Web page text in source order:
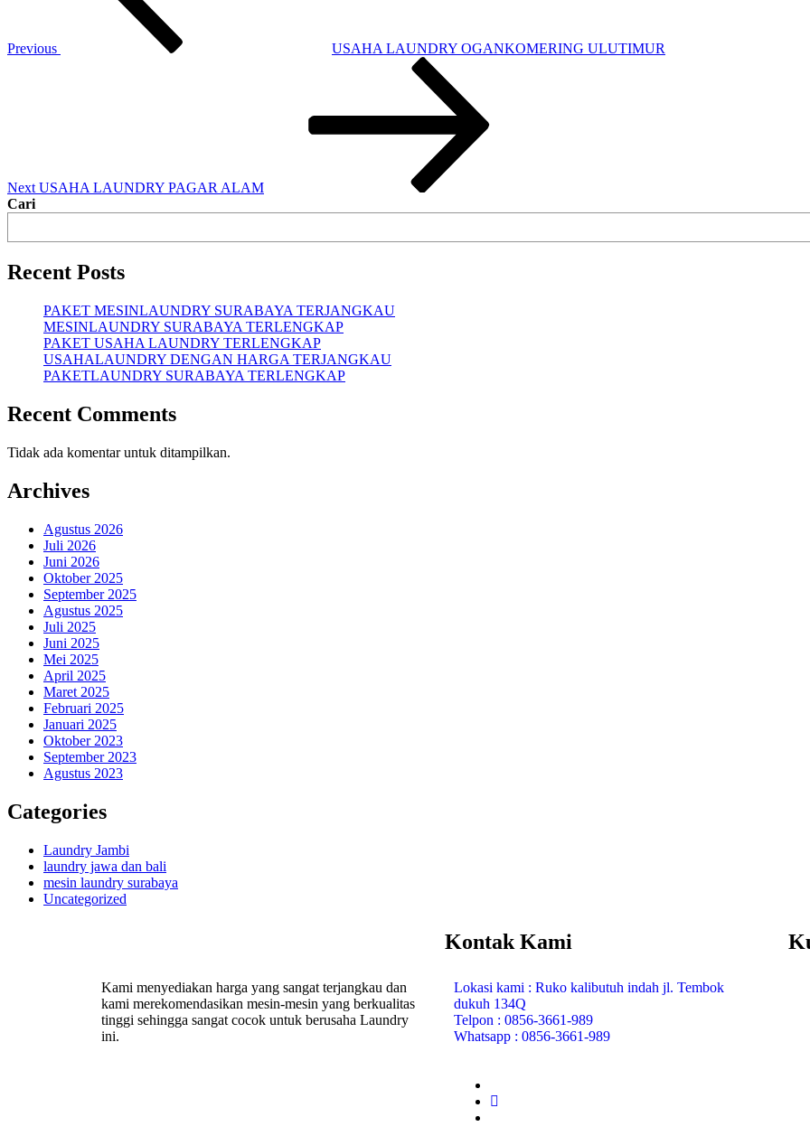
Previous USAHA LAUNDRY OGANKOMERING ULUTIMUR
Next USAHA LAUNDRY PAGAR ALAM
Cari
Recent Posts
PAKET MESINLAUNDRY SURABAYA TERJANGKAU
MESINLAUNDRY SURABAYA TERLENGKAP
PAKET USAHA LAUNDRY TERLENGKAP
USAHALAUNDRY DENGAN HARGA TERJANGKAU
PAKETLAUNDRY SURABAYA TERLENGKAP
Recent Comments
Tidak ada komentar untuk ditampilkan.
Archives
Agustus 2026
Juli 2026
Juni 2026
Oktober 2025
September 2025
Agustus 2025
Juli 2025
Juni 2025
Mei 2025
April 2025
Maret 2025
Februari 2025
Januari 2025
Oktober 2023
September 2023
Agustus 2023
Categories
Laundry Jambi
laundry jawa dan bali
mesin laundry surabaya
Uncategorized
Kami menyediakan harga yang sangat terjangkau dan
kami merekomendasikan mesin-mesin yang berkualitas
tinggi sehingga sangat cocok untuk berusaha Laundry
ini.
Kontak Kami
Lokasi kami : Ruko kalibutuh indah jl. Tembok
dukuh 134Q
Telpon : 0856-3661-989
Whatsapp : 0856-3661-989